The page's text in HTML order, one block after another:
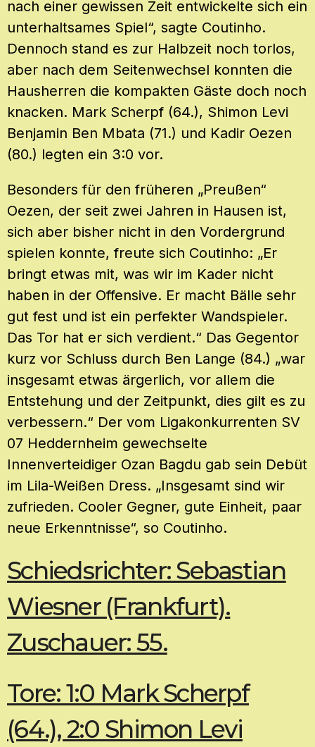
nach einer gewissen Zeit entwickelte sich ein
unterhaltsames Spiel“, sagte Coutinho.
Dennoch stand es zur Halbzeit noch torlos,
aber nach dem Seitenwechsel konnten die
Hausherren die kompakten Gäste doch noch
knacken. Mark Scherpf (64.), Shimon Levi
Benjamin Ben Mbata (71.) und Kadir Oezen
(80.) legten ein 3:0 vor.
Besonders für den früheren „Preußen“
Oezen, der seit zwei Jahren in Hausen ist,
sich aber bisher nicht in den Vordergrund
spielen konnte, freute sich Coutinho: „Er
bringt etwas mit, was wir im Kader nicht
haben in der Offensive. Er macht Bälle sehr
gut fest und ist ein perfekter Wandspieler.
Das Tor hat er sich verdient.“ Das Gegentor
kurz vor Schluss durch Ben Lange (84.) „war
insgesamt etwas ärgerlich, vor allem die
Entstehung und der Zeitpunkt, dies gilt es zu
verbessern.“ Der vom Ligakonkurrenten SV
07 Heddernheim gewechselte
Innenverteidiger Ozan Bagdu gab sein Debüt
im Lila-Weißen Dress. „Insgesamt sind wir
zufrieden. Cooler Gegner, gute Einheit, paar
neue Erkenntnisse“, so Coutinho.
Schiedsrichter: Sebastian
Wiesner (Frankfurt).
Zuschauer: 55.
Tore: 1:0 Mark Scherpf
(64.), 2:0 Shimon Levi